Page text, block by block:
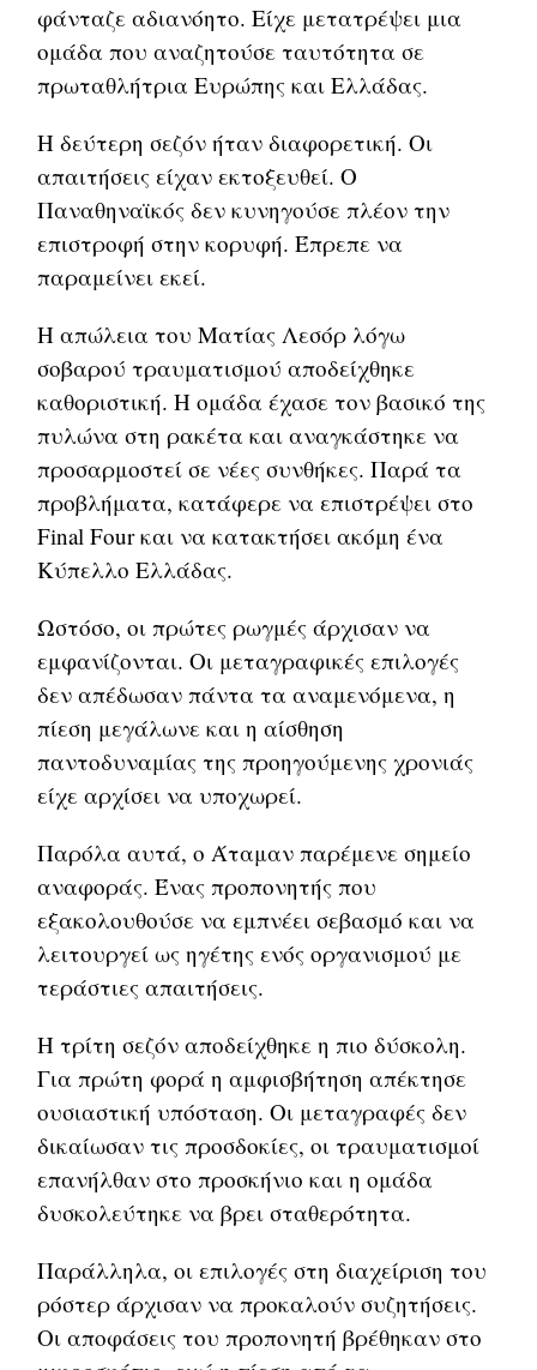
φάνταζε αδιανόητο. Είχε μετατρέψει μια
ομάδα που αναζητούσε ταυτότητα σε
πρωταθλήτρια Ευρώπης και Ελλάδας.
Η δεύτερη σεζόν ήταν διαφορετική. Οι
απαιτήσεις είχαν εκτοξευθεί. Ο
Παναθηναϊκός δεν κυνηγούσε πλέον την
επιστροφή στην κορυφή. Έπρεπε να
παραμείνει εκεί.
Η απώλεια του Ματίας Λεσόρ λόγω
σοβαρού τραυματισμού αποδείχθηκε
καθοριστική. Η ομάδα έχασε τον βασικό της
πυλώνα στη ρακέτα και αναγκάστηκε να
προσαρμοστεί σε νέες συνθήκες. Παρά τα
προβλήματα, κατάφερε να επιστρέψει στο
Final Four και να κατακτήσει ακόμη ένα
Κύπελλο Ελλάδας.
Ωστόσο, οι πρώτες ρωγμές άρχισαν να
εμφανίζονται. Οι μεταγραφικές επιλογές
δεν απέδωσαν πάντα τα αναμενόμενα, η
πίεση μεγάλωνε και η αίσθηση
παντοδυναμίας της προηγούμενης χρονιάς
είχε αρχίσει να υποχωρεί.
Παρόλα αυτά, ο Άταμαν παρέμενε σημείο
αναφοράς. Ένας προπονητής που
εξακολουθούσε να εμπνέει σεβασμό και να
λειτουργεί ως ηγέτης ενός οργανισμού με
τεράστιες απαιτήσεις.
Η τρίτη σεζόν αποδείχθηκε η πιο δύσκολη.
Για πρώτη φορά η αμφισβήτηση απέκτησε
ουσιαστική υπόσταση. Οι μεταγραφές δεν
δικαίωσαν τις προσδοκίες, οι τραυματισμοί
επανήλθαν στο προσκήνιο και η ομάδα
δυσκολεύτηκε να βρει σταθερότητα.
Παράλληλα, οι επιλογές στη διαχείριση του
ρόστερ άρχισαν να προκαλούν συζητήσεις.
Οι αποφάσεις του προπονητή βρέθηκαν στο